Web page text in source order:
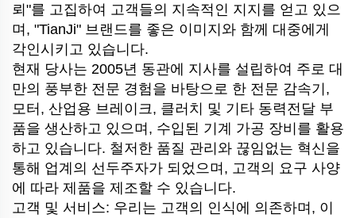
뢰"를 고집하여 고객들의 지속적인 지지를 얻고 있으
며, "TianJi" 브랜드를 좋은 이미지와 함께 대중에게
각인시키고 있습니다.
현재 당사는 2005년 동관에 지사를 설립하여 주로 대
만의 풍부한 전문 경험을 바탕으로 한 전문 감속기,
모터, 산업용 브레이크, 클러치 및 기타 동력전달 부
품을 생산하고 있으며, 수입된 기계 가공 장비를 활용
하고 있습니다. 철저한 품질 관리와 끊임없는 혁신을
통해 업계의 선두주자가 되었으며, 고객의 요구 사양
에 따라 제품을 제조할 수 있습니다.
고객 및 서비스: 우리는 고객의 인식에 의존하며, 이